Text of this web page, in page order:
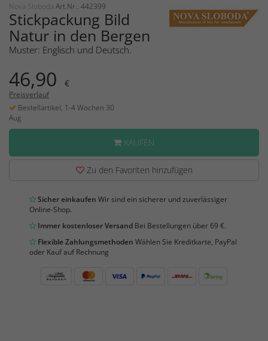
Nova Sloboda Art.Nr.: 442399
Stickpackung Bild
Natur in den Bergen
Muster: Englisch und Deutsch.
46,90 €
Preisverlauf
Bestellartikel, 1-4 Wochen 30
Aug
KAUFEN
Zu den Favoriten hinzufügen
Sicher einkaufen Wir sind ein sicherer und zuverlässiger
Online-Shop.
Immer kostenloser Versand Bei Bestellungen über 69 €.
Flexible Zahlungsmethoden Wählen Sie Kreditkarte, PayPal
oder Kauf auf Rechnung